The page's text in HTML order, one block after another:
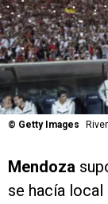
© Getty Images
Mendoza
se hacía